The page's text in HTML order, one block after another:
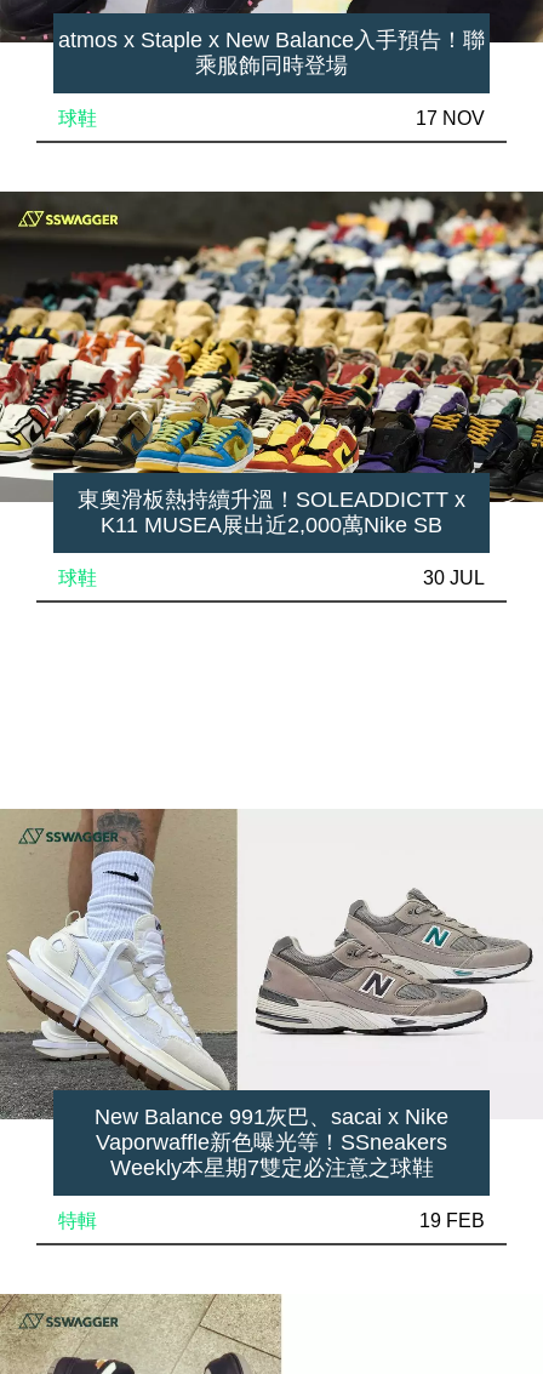
atmos x Staple x New Balance入手預告！聯
乘服飾同時登場
球鞋 17 NOV
東奧滑板熱持續升溫！SOLEADDICTT x
K11 MUSEA展出近2,000萬Nike SB
球鞋 30 JUL
New Balance 991灰巴、sacai x Nike
Vaporwaffle新色曝光等！SSneakers
Weekly本星期7雙定必注意之球鞋
特輯 19 FEB